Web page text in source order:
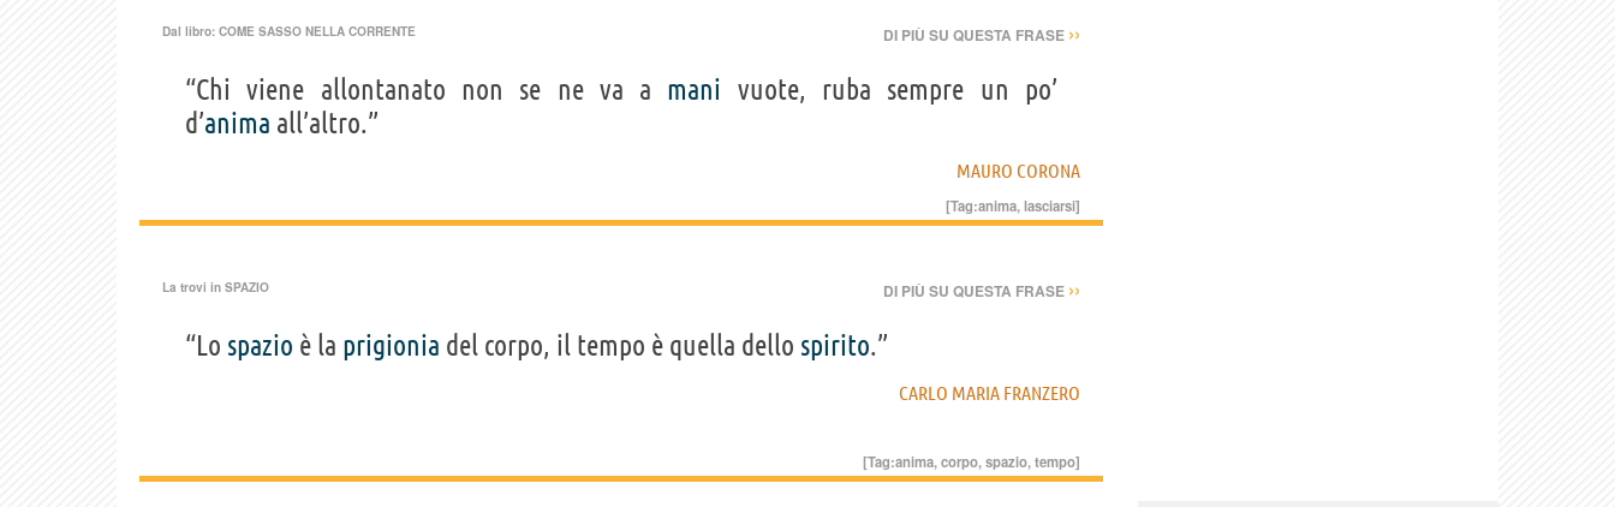
Dal libro: COME SASSO NELLA CORRENTE DI PIÙ SU QUESTA FRASE ››
“Chi viene allontanato non se ne va a mani vuote, ruba sempre un po’
d’anima all’altro.”
MAURO CORONA
[Tag:anima,lasciarsi]
La trovi in SPAZIO DI PIÙ SU QUESTA FRASE ››
“Lo spazio è la prigionia del corpo, il tempo è quella dello spirito.”
CARLO MARIA FRANZERO
[Tag:anima,corpo,spazio,tempo]